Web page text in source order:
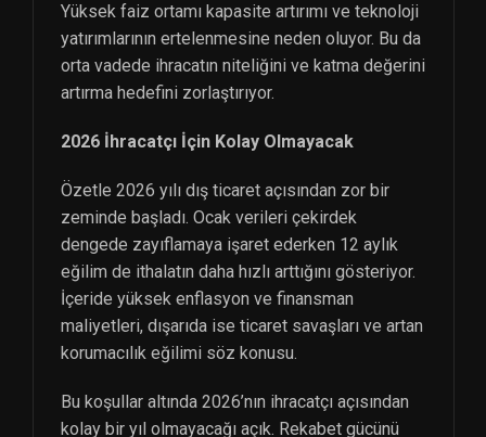
Yüksek faiz ortamı kapasite artırımı ve teknoloji
yatırımlarının ertelenmesine neden oluyor. Bu da
orta vadede ihracatın niteliğini ve katma değerini
artırma hedefini zorlaştırıyor.
2026 İhracatçı İçin Kolay Olmayacak
Özetle 2026 yılı dış ticaret açısından zor bir
zeminde başladı. Ocak verileri çekirdek
dengede zayıflamaya işaret ederken 12 aylık
eğilim de ithalatın daha hızlı arttığını gösteriyor.
İçeride yüksek enflasyon ve finansman
maliyetleri, dışarıda ise ticaret savaşları ve artan
korumacılık eğilimi söz konusu.
Bu koşullar altında 2026’nın ihracatçı açısından
kolay bir yıl olmayacağı açık. Rekabet gücünü